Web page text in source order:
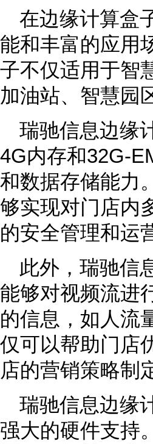
在边缘计算盒
能和丰富的应用
子不仅适用于智
加油站、智慧园
瑞驰信息边缘
4G内存和32G-
和数据存储能力
够实现对门店内
的安全管理和运
此外，瑞驰信
能够对视频流进
的信息，如人流
仅可以帮助门店
店的营销策略制
瑞驰信息边缘
强大的硬件支持